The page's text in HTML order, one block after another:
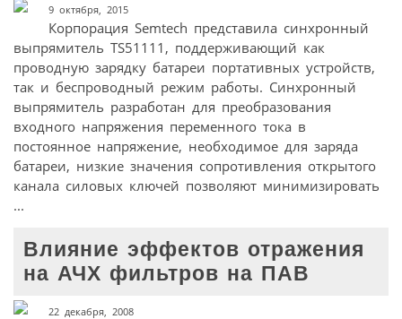
9 октября, 2015
Корпорация Semtech представила синхронный
выпрямитель TS51111, поддерживающий как
проводную зарядку батареи портативных устройств,
так и беспроводный режим работы. Синхронный
выпрямитель разработан для преобразования
входного напряжения переменного тока в
постоянное напряжение, необходимое для заряда
батареи, низкие значения сопротивления открытого
канала силовых ключей позволяют минимизировать
...
Влияние эффектов отражения
на АЧХ фильтров на ПАВ
22 декабря, 2008